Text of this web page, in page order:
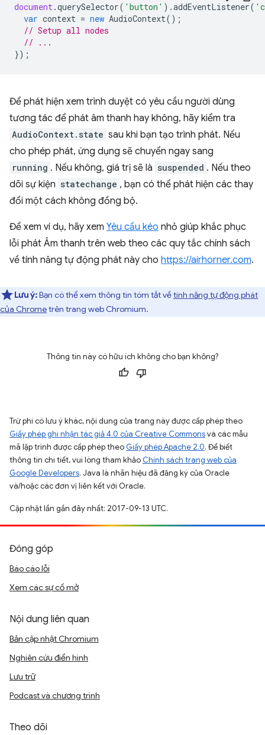
document .querySelector( 'button' ).addEventListener(
var context = new AudioContext();
// Setup all nodes
// ...
});
Để phát hiện xem trình duyệt có yêu cầu người dùng
tương tác để phát âm thanh hay không, hãy kiểm tra
AudioContext.state sau khi bạn tạo trình phát. Nếu
cho phép phát, ứng dụng sẽ chuyển ngay sang
running . Nếu không, giá trị sẽ là suspended . Nếu theo
dõi sự kiện statechange , bạn có thể phát hiện các thay
đổi một cách không đồng bộ.
Để xem ví dụ, hãy xem Yêu cầu kéo nhỏ giúp khắc phục
lỗi phát Âm thanh trên web theo các quy tắc chính sách
về tính năng tự động phát này cho https://airhorner.com.
Lưu ý:Bạn có thể xem thông tin tóm tắt vềtính năng tự động phát
của Chrometrên trang web Chromium.
Thông tin này có hữu ích không cho bạn không?
Trừ phi có lưu ý khác, nội dung của trang này được cấp phép theo
Giấy phép ghi nhận tác giả 4.0 của Creative Commonsvà các mẫu
mã lập trình được cấp phép theo Giấy phép Apache 2.0. Để biết
thông tin chi tiết, vui lòng tham khảo Chính sách trang web của
Google Developers. Java là nhãn hiệu đã đăng ký của Oracle
và/hoặc các đơn vị liên kết với Oracle.
Cập nhật lần gần đây nhất: 2017-09-13 UTC.
Đóng góp
Báo cáo lỗi
Xem các sự cố mở
Nội dung liên quan
Bản cập nhật Chromium
Nghiên cứu điển hình
Lưu trữ
Podcast và chương trình
Theo dõi